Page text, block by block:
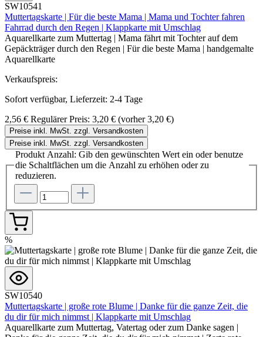
SW10541
Muttertagskarte | Für die beste Mama | Mama und Tochter fahren
Fahrrad durch den Regen | Klappkarte mit Umschlag
Aquarellkarte zum Muttertag | Mama fährt mit Tochter auf dem
Gepäckträger durch den Regen | Für die beste Mama | handgemalte
Aquarellkarte
Verkaufspreis:
Sofort verfügbar, Lieferzeit: 2-4 Tage
2,56 € Regulärer Preis: 3,20 € (vorher 3,20 €)
Preise inkl. MwSt. zzgl. Versandkosten
Preise inkl. MwSt. zzgl. Versandkosten
Produkt Anzahl: Gib den gewünschten Wert ein oder benutze
die Schaltflächen um die Anzahl zu erhöhen oder zu
reduzieren.
%
SW10540
Muttertagskarte | große rote Blume | Danke für die ganze Zeit, die
du dir für mich nimmst | Klappkarte mit Umschlag
Aquarellkarte zum Muttertag, Vatertag oder zum Danke sagen |